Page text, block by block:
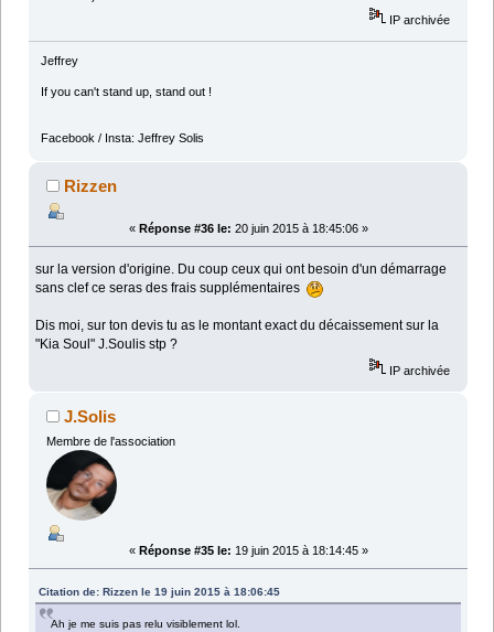
IP archivée
Jeffrey
If you can't stand up, stand out !
Facebook / Insta: Jeffrey Solis
Rizzen
« Réponse #36 le: 20 juin 2015 à 18:45:06 »
sur la version d'origine. Du coup ceux qui ont besoin d'un démarrage
sans clef ce seras des frais supplémentaires
Dis moi, sur ton devis tu as le montant exact du décaissement sur la
"Kia Soul" J.Soulis stp ?
IP archivée
J.Solis
Membre de l'association
« Réponse #35 le: 19 juin 2015 à 18:14:45 »
Citation de: Rizzen le 19 juin 2015 à 18:06:45
Ah je me suis pas relu visiblement lol.